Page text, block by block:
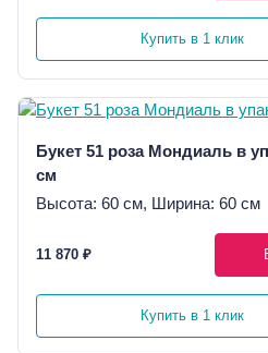
Купить в 1 клик
Букет 51 роза Мондиаль в
см
Высота: 60 см, Ширина: 60 см
11 870 ₽
Купить в 1 клик